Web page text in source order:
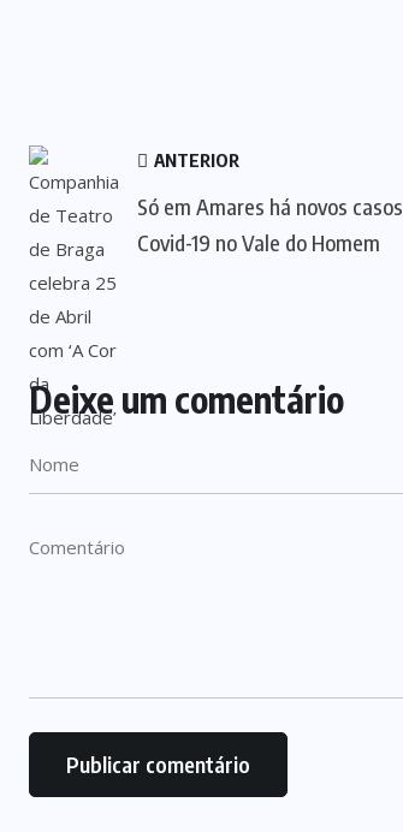
ANTERIOR
Só em Amares há novos casos
Covid-19 no Vale do Homem
Deixe um comentário